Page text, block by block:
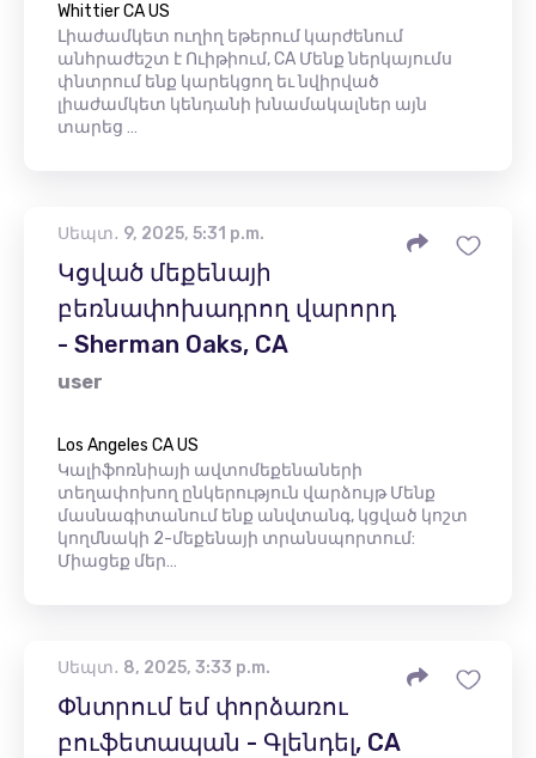
Whittier CA US
Լիաժամկետ ուղիղ եթերում կարժենում
անհրաժեշտ է Ուիթիում, CA Մենք ներկայումս
փնտրում ենք կարեկցող եւ նվիրված
լիաժամկետ կենդանի խնամակալներ այն
տարեց …
Սեպտ․ 9, 2025, 5:31 p.m.
Կցված մեքենայի
բեռնափոխադրող վարորդ
- Sherman Oaks, CA
user
Los Angeles CA US
Կալիֆոռնիայի ավտոմեքենաների
տեղափոխող ընկերություն վարձույթ Մենք
մասնագիտանում ենք անվտանգ, կցված կոշտ
կողմնակի 2-մեքենայի տրանսպորտում:
Միացեք մեր…
Սեպտ․ 8, 2025, 3:33 p.m.
Փնտրում եմ փորձառու
բուֆետապան - Գլենդել, CA